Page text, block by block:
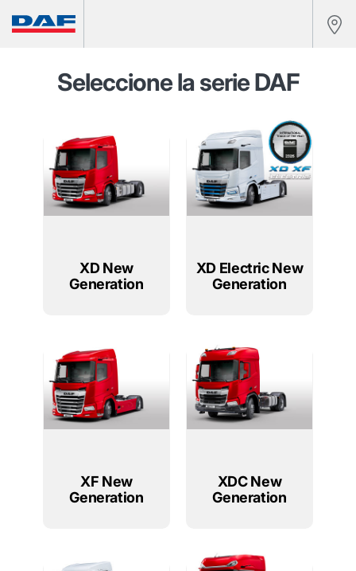
Seleccione la serie DAF
XD New
Generation
XD Electric New
Generation
XF New
Generation
XDC New
Generation